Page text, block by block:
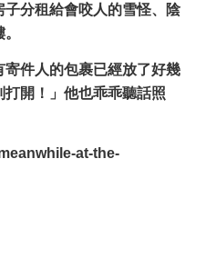
分租給會咬人的雪怪、陰
件人的包裹已經放了好幾
開！」他也乖乖聽話照
at-the-